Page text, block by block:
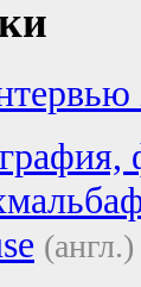
(англ.)